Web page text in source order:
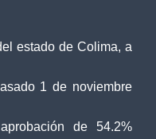
estado de Colima, a
1 de noviembre
de 54.2%